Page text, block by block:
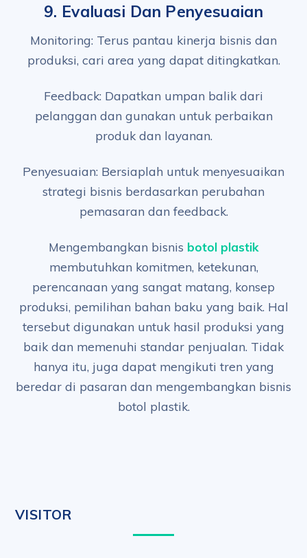
9. Evaluasi Dan Penyesuaian
Monitoring: Terus pantau kinerja bisnis dan
produksi, cari area yang dapat ditingkatkan.
Feedback: Dapatkan umpan balik dari
pelanggan dan gunakan untuk perbaikan
produk dan layanan.
Penyesuaian: Bersiaplah untuk menyesuaikan
strategi bisnis berdasarkan perubahan
pemasaran dan feedback.
Mengembangkan bisnis botol plastik
membutuhkan komitmen, ketekunan,
perencanaan yang sangat matang, konsep
produksi, pemilihan bahan baku yang baik. Hal
tersebut digunakan untuk hasil produksi yang
baik dan memenuhi standar penjualan. Tidak
hanya itu, juga dapat mengikuti tren yang
beredar di pasaran dan mengembangkan bisnis
botol plastik.
VISITOR